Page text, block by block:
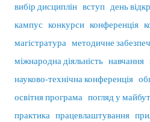
вибір дисциплін вступ день
кампус конкурси конференція
магістратура методичне
міжнародна діяльність навчання
науково-технічна конференція
освітня програма погляд у
практика працевлаштування